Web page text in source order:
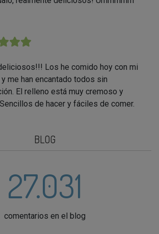
Los he comido hoy con mi
me han encantado todos sin
El relleno está muy cremoso y
de hacer y fáciles de comer.
BLOG
27.031
comentarios en el blog